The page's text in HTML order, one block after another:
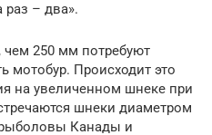
раз – два».
250 мм потребуют
мотобур. Происходит это
на увеличенном шнеке при
шнеки диаметром
Канады и